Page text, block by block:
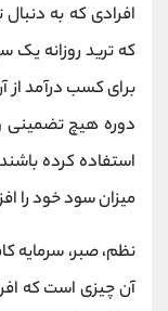
افرادی که به دنبال
که ترید روزانه یک
برای کسب درآمد
دوره هیچ تضمینی
استفاده کرده
میزان سود خود را
نظم، صبر، سرمایه
آن چیزی است که